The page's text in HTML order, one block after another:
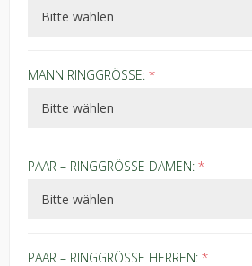
MANN RINGGRÖSSE: *
PAAR – RINGGRÖSSE DAMEN: *
PAAR – RINGGRÖSSE HERREN: *